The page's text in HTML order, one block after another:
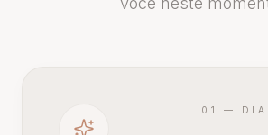
01 —